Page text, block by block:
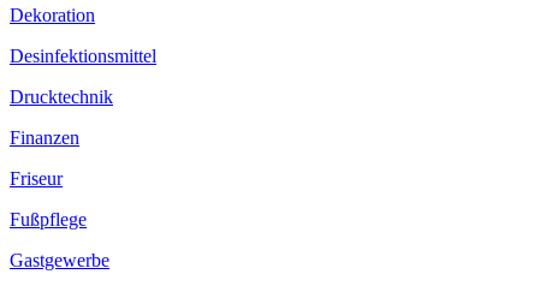
Dekoration
Desinfektionsmittel
Drucktechnik
Finanzen
Friseur
Fußpflege
Gastgewerbe